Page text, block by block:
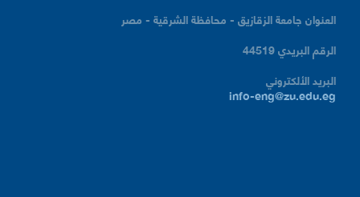
العنوان جامعة الزقازيق - محافظة الشرقية - مصر
الرقم البريدي44519
البريد الألكتروني
info-eng@zu.edu.eg